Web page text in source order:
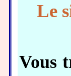
Le
Vous